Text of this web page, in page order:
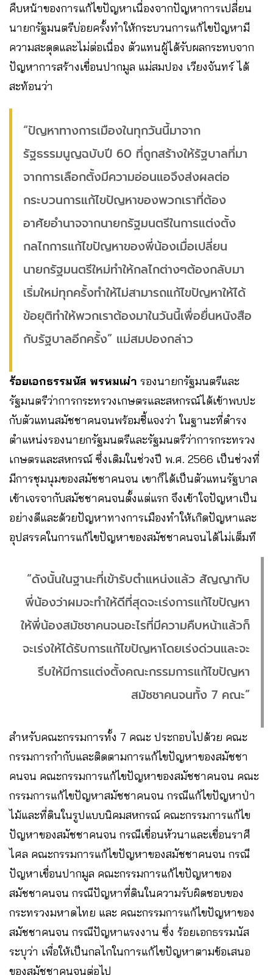
คืบหน้าของการแก้ไขปัญหาเนื่องจากปัญหาการเปลี่ยน
นายกรัฐมนตรีบ่อยครั้งทำให้กระบวนการแก้ไขปัญหามี
ความสะดุดและไม่ต่อเนื่อง ตัวแทนผู้ได้รับผลกระทบจาก
ปัญหาการสร้างเขื่อนปากมูล แม่สมปอง เวียงจันทร์ ได้
สะท้อนว่า
“ปัญหาทางการเมืองในทุกวันนี้มาจาก
รัฐธรรมนูญฉบับปี 60 ที่ถูกสร้างให้รัฐบาลที่มา
จากการเลือกตั้งมีความอ่อนแอจึงส่งผลต่อ
กระบวนการแก้ไขปัญหาของพวกเราที่ต้อง
อาศัยอำนาจจากนายกรัฐมนตรีในการแต่งตั้ง
กลไกการแก้ไขปัญหาของพี่น้องเมื่อเปลี่ยน
นายกรัฐมนตรีใหม่ทำให้กลไกต่างๆต้องกลับมา
เริ่มใหม่ทุกครั้งทำให้ไม่สามารถแก้ไขปัญหาให้ได้
ข้อยุติทำให้พวกเราต้องมาในวันนี้เพื่อยื่นหนังสือ
กับรัฐบาลอีกครั้ง” แม่สมปองกล่าว
ร้อยเอกธรรมนัส พรหมเผ่า รองนายกรัฐมนตรีและ
รัฐมนตรีว่าการกระทรวงเกษตรและสหกรณ์ได้เข้าพบปะ
กับตัวแทนสมัชชาคนจนพร้อมชี้แจงว่า ในฐานะที่ดำรง
ตำแหน่งรองนายกรัฐมนตรีและรัฐมนตรีว่าการกระทรวง
เกษตรและสหกรณ์ ซึ่งเดิมในช่วงปี พ.ศ. 2566 เป็นช่วงที่
มีการชุมนุมของสมัชชาคนจน เขาก็ได้เป็นตัวแทนรัฐบาล
เข้าเจรจากับสมัชชาคนจนตั้งแต่แรก จึงเข้าใจปัญหาเป็น
อย่างดีและด้วยปัญหาทางการเมืองทำให้เกิดปัญหาและ
อุปสรรคในการแก้ไขปัญหาของสมัชชาคนจนได้ไม่เต็มที
“ดังนั้นในฐานะที่เข้ารับตำแหน่งแล้ว สัญญากับ
พี่น้องว่าผมจะทำให้ดีที่สุดจะเร่งการแก้ไขปัญหา
ให้พี่น้องสมัชชาคนจนอะไรที่มีความคืบหน้าแล้วก็
จะเร่งให้ได้รับการแก้ไขปัญหาโดยเร่งด่วนและจะ
รีบให้มีการแต่งตั้งคณะกรรมการแก้ไขปัญหา
สมัชชาคนจนทั้ง 7 คณะ”
สำหรับคณะกรรมการทั้ง 7 คณะ ประกอบไปด้วย คณะ
กรรมการกำกับและติดตามการแก้ไขปัญหาของสมัชชา
คนจน คณะกรรมการแก้ไขปัญหาของสมัชชาคนจน คณะ
กรรมการแก้ไขปัญหาสมัชชาคนจน กรณีแก้ไขปัญหาป่า
ไม้และที่ดินในรูปแบบนิคมสหกรณ์ คณะกรรมการแก้ไข
ปัญหาของสมัชชาคนจน กรณีเขื่อนหัวนาและเขื่อนราศี
ไศล คณะกรรมการแก้ไขปัญหาของสมัชชาคนจน กรณี
ปัญหาเขื่อนปากมูล คณะกรรมการแก้ไขปัญหาของ
สมัชชาคนจน กรณีปัญหาที่ดินในความรับผิดชอบของ
กระทรวงมหาดไทย และ คณะกรรมการแก้ไขปัญหาของ
สมัชชาคนจน กรณีปัญหาแรงงาน ซึ่ง ร้อยเอกธรรมนัส
ระบุว่า เพื่อให้เป็นกลไกในการแก้ไขปัญหาตามข้อเสนอ
ของสมัชชาคนจนต่อไป